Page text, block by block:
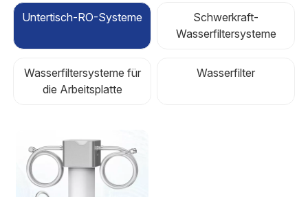
Untertisch-RO-Systeme
Schwerkraft-
Wasserfiltersysteme
Wasserfiltersysteme für
die Arbeitsplatte
Wasserfilter